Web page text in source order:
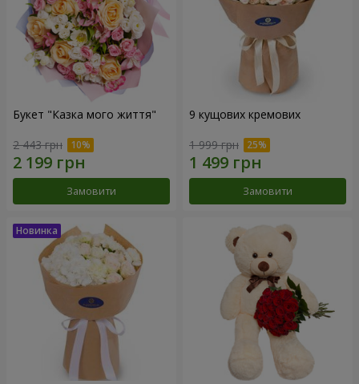
Букет "Казка мого життя"
2 443 грн
Замовити
9 кущових кремових
1 999 грн
Замовити